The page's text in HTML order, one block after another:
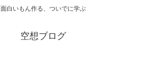
面白いもん作る、ついでに学ぶ
空想ブログ